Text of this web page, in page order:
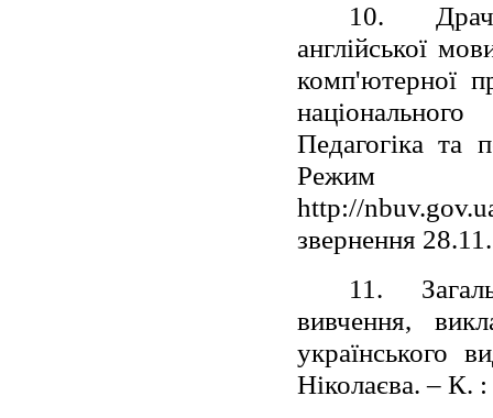
10.
англійської
комп'ютерної
Педагогіка
http://
звернення
11.
вивчення,
українського
Ніколаєва. – К.